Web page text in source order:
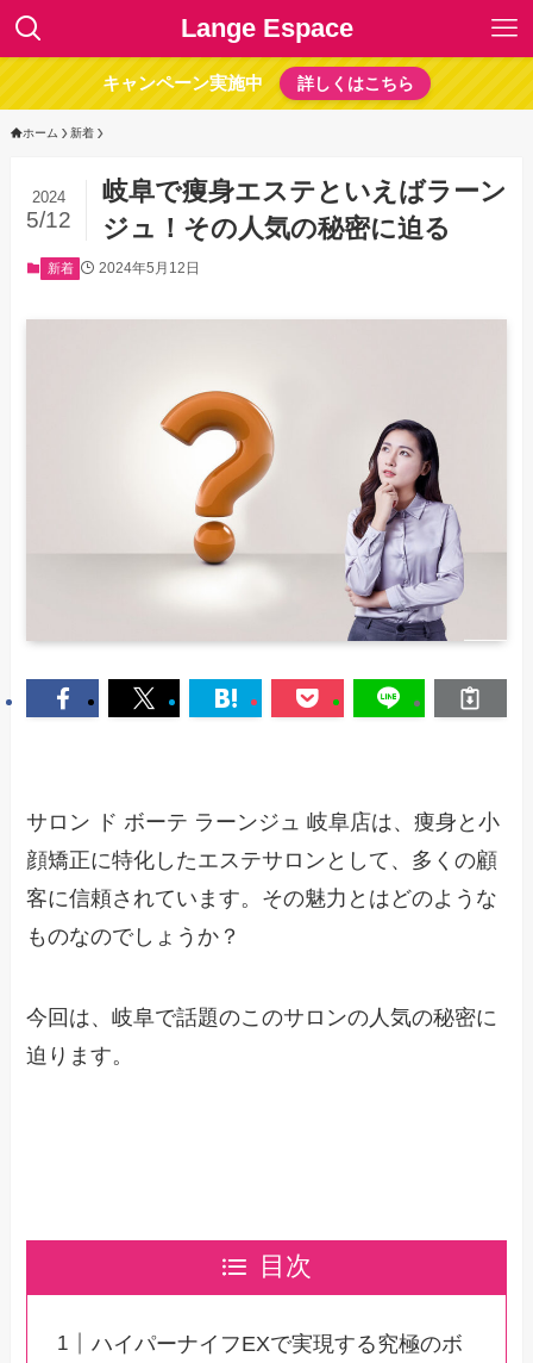
Lange Espace
キャンペーン実施中 詳しくはこちら
ホーム 新着
岐阜で痩身エステといえばラーン
ジュ！その人気の秘密に迫る
2024
5/12
新着 2024年5月12日
サロン ド ボーテ ラーンジュ 岐阜店は、痩身と小
顔矯正に特化したエステサロンとして、多くの顧
客に信頼されています。その魅力とはどのような
ものなのでしょうか？
今回は、岐阜で話題のこのサロンの人気の秘密に
迫ります。
目次
ハイパーナイフEXで実現する究極のボ